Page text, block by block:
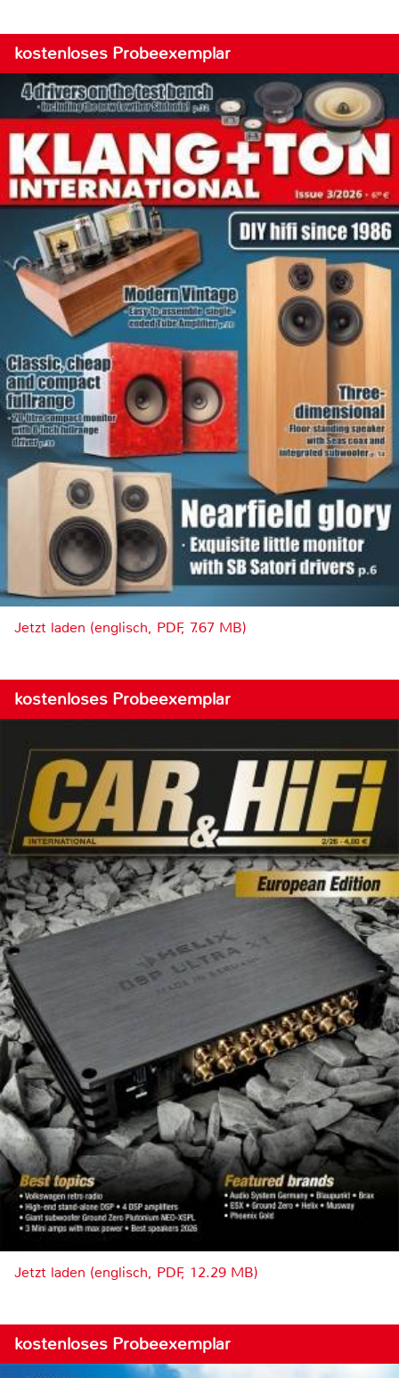
kostenloses Probeexemplar
Jetzt laden (englisch, PDF, 7.67 MB)
kostenloses Probeexemplar
Jetzt laden (englisch, PDF, 12.29 MB)
kostenloses Probeexemplar